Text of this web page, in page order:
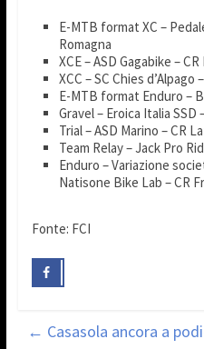
E-MTB format XC –
Romagna
XCE – ASD Gagabike –
XCC – SC Chies d’Alpago
E-MTB format Enduro –
Gravel – Eroica Italia SSD
Trial – ASD Marino – CR
Team Relay – Jack Pro
Enduro – Variazione
Natisone Bike Lab – CR
Fonte: FCI
← Casasola ancora a